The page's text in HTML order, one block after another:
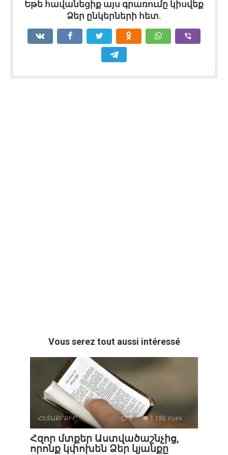
Եթե հավանեցիք այս գրառումը կիսվեք
Ձեր ընկերների հետ.
Vous serez tout aussi intéressé
ՀԵՏԱՔՐՔԻՐ 0 1 180 Vues :
Հզոր մտքեր Աստվածաշնչից,
որոնք կփոխեն Ձեր կյանքը